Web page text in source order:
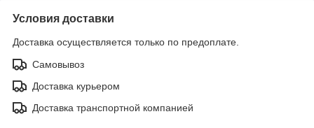
Условия доставки
Доставка осуществляется только по предоплате.
Самовывоз
Доставка курьером
Доставка транспортной компанией